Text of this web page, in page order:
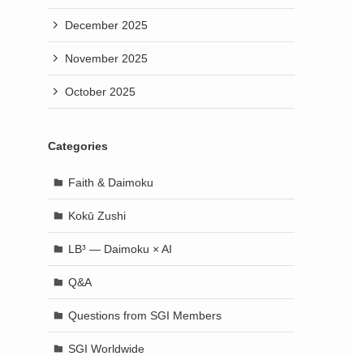
December 2025
November 2025
October 2025
Categories
Faith & Daimoku
Kokū Zushi
LB³ — Daimoku × AI
Q&A
Questions from SGI Members
SGI Worldwide